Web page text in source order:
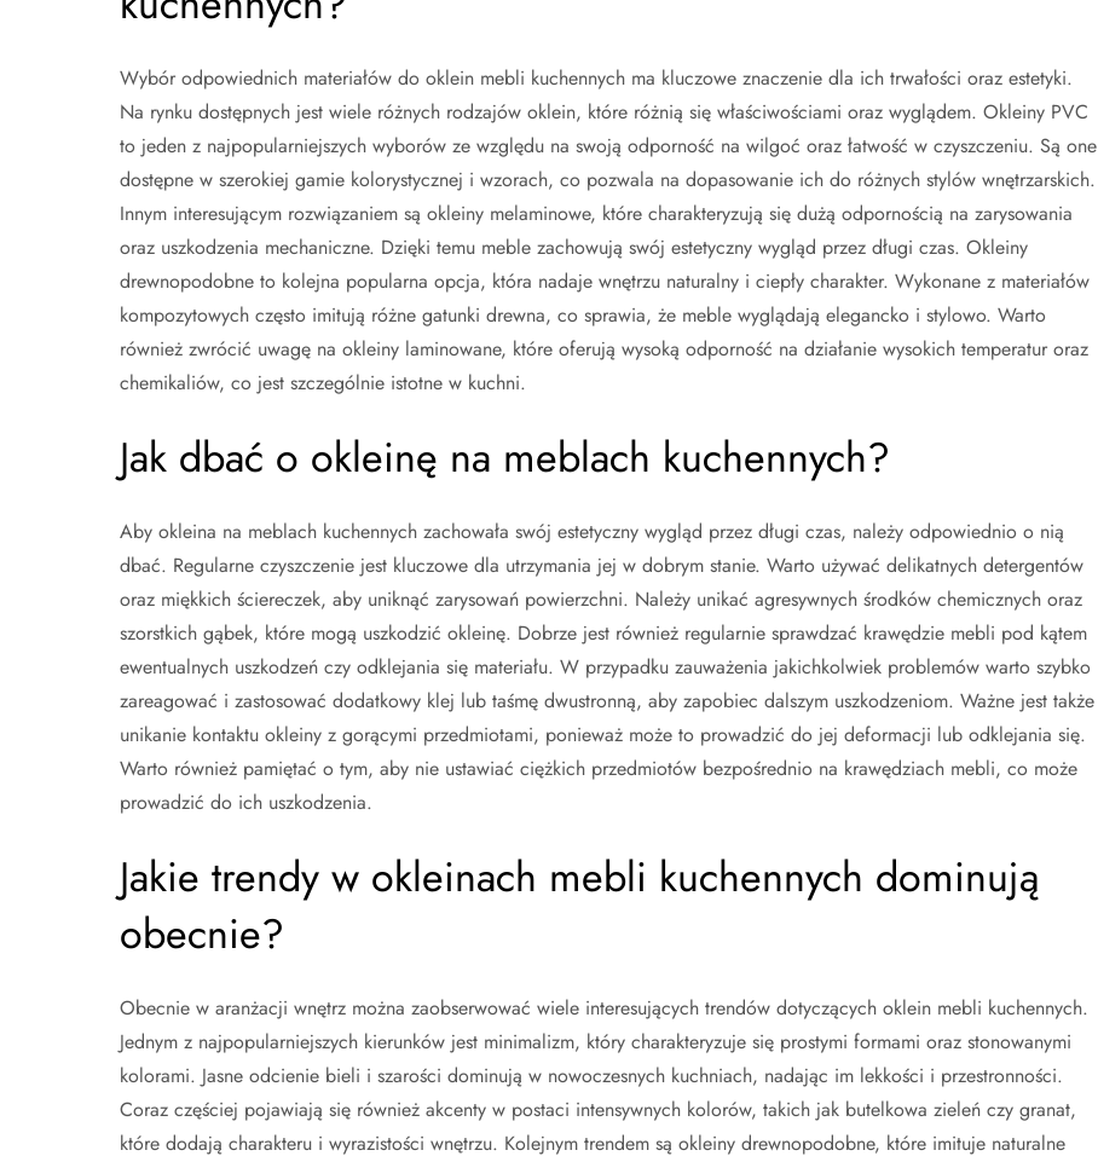
Wybór odpowiednich materiałów do oklein mebli kuchennych ma kluczowe znaczenie dla ich trwałości oraz estetyki.
Na rynku dostępnych jest wiele różnych rodzajów oklein, które różnią się właściwościami oraz wyglądem. Okleiny PVC
to jeden z najpopularniejszych wyborów ze względu na swoją odporność na wilgoć oraz łatwość w czyszczeniu. Są one
dostępne w szerokiej gamie kolorystycznej i wzorach, co pozwala na dopasowanie ich do różnych stylów wnętrzarskich.
Innym interesującym rozwiązaniem są okleiny melaminowe, które charakteryzują się dużą odpornością na zarysowania
oraz uszkodzenia mechaniczne. Dzięki temu meble zachowują swój estetyczny wygląd przez długi czas. Okleiny
drewnopodobne to kolejna popularna opcja, która nadaje wnętrzu naturalny i ciepły charakter. Wykonane z materiałów
kompozytowych często imitują różne gatunki drewna, co sprawia, że meble wyglądają elegancko i stylowo. Warto
również zwrócić uwagę na okleiny laminowane, które oferują wysoką odporność na działanie wysokich temperatur oraz
chemikaliów, co jest szczególnie istotne w kuchni.
Jak dbać o okleinę na meblach kuchennych?
Aby okleina na meblach kuchennych zachowała swój estetyczny wygląd przez długi czas, należy odpowiednio o nią
dbać. Regularne czyszczenie jest kluczowe dla utrzymania jej w dobrym stanie. Warto używać delikatnych detergentów
oraz miękkich ściereczek, aby uniknąć zarysowań powierzchni. Należy unikać agresywnych środków chemicznych oraz
szorstkich gąbek, które mogą uszkodzić okleinę. Dobrze jest również regularnie sprawdzać krawędzie mebli pod kątem
ewentualnych uszkodzeń czy odklejania się materiału. W przypadku zauważenia jakichkolwiek problemów warto szybko
zareagować i zastosować dodatkowy klej lub taśmę dwustronną, aby zapobiec dalszym uszkodzeniom. Ważne jest także
unikanie kontaktu okleiny z gorącymi przedmiotami, ponieważ może to prowadzić do jej deformacji lub odklejania się.
Warto również pamiętać o tym, aby nie ustawiać ciężkich przedmiotów bezpośrednio na krawędziach mebli, co może
prowadzić do ich uszkodzenia.
Jakie trendy w okleinach mebli kuchennych dominują
obecnie?
Obecnie w aranżacji wnętrz można zaobserwować wiele interesujących trendów dotyczących oklein mebli kuchennych.
Jednym z najpopularniejszych kierunków jest minimalizm, który charakteryzuje się prostymi formami oraz stonowanymi
kolorami. Jasne odcienie bieli i szarości dominują w nowoczesnych kuchniach, nadając im lekkości i przestronności.
Coraz częściej pojawiają się również akcenty w postaci intensywnych kolorów, takich jak butelkowa zieleń czy granat,
które dodają charakteru i wyrazistości wnętrzu. Kolejnym trendem są okleiny drewnopodobne, które imituje naturalne